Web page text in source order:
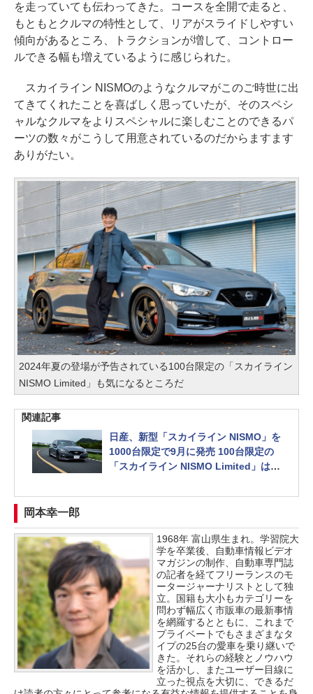
を走っていても伝わってきた。コースを全開で走ると、
もともとクルマの特性として、リアがスライドしやすい
傾向があるところ、トラクションが増して、コントロー
ルできる幅も増えているように感じられた。
スカイライン NISMOのようなクルマがこのご時世に出
てきてくれたことを喜ばしく思っていたが、そのスペシ
ャルなクルマをよりスペシャルに楽しむことのできるパ
ーツの数々がこうして用意されているのだからますます
ありがたい。
2024年夏の登場が予告されている100台限定の「スカイライン
NISMO Limited」も気になるところだ
関連記事
日産、新型「スカイライン NISMO」を
1000台限定で9月に発売 100台限定の
「スカイライン NISMO Limited」は2
岡本幸一郎
1968年 富山県生まれ。学習院大
学を卒業後、自動車情報ビデオ
マガジンの制作、自動車専門誌
の記者を経てフリーランスのモ
ータージャーナリストとして独
立。国籍も大小もカテゴリーを
問わず幅広く市販車の最新事情
を網羅するとともに、これまで
プライベートでもさまざまなタ
イプの25台の愛車を乗り継いで
きた。それらの経験とノウハウ
を活かし、またユーザー目線に
立った視点を大切に、できるだ